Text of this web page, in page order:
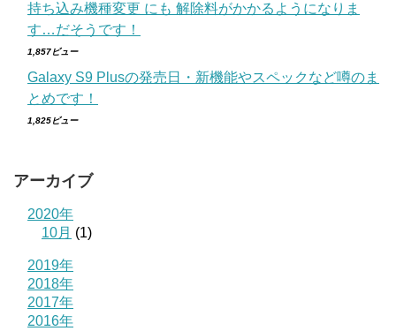
持ち込み機種変更 にも 解除料がかかるようになりま
す…だそうです！
1,857ビュー
Galaxy S9 Plusの発売日・新機能やスペックなど噂のま
とめです！
1,825ビュー
アーカイブ
2020年
10月 (1)
2019年
2018年
2017年
2016年